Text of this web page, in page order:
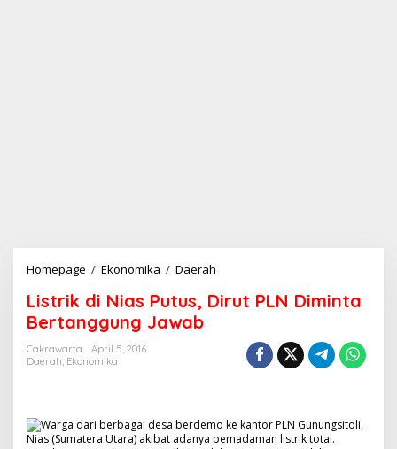
Homepage / Ekonomika / Daerah
s
i
a
Listrik di Nias Putus, Dirut PLN Diminta
Bertanggung Jawab
Cakrawarta
April 5, 2016
Daerah, Ekonomika